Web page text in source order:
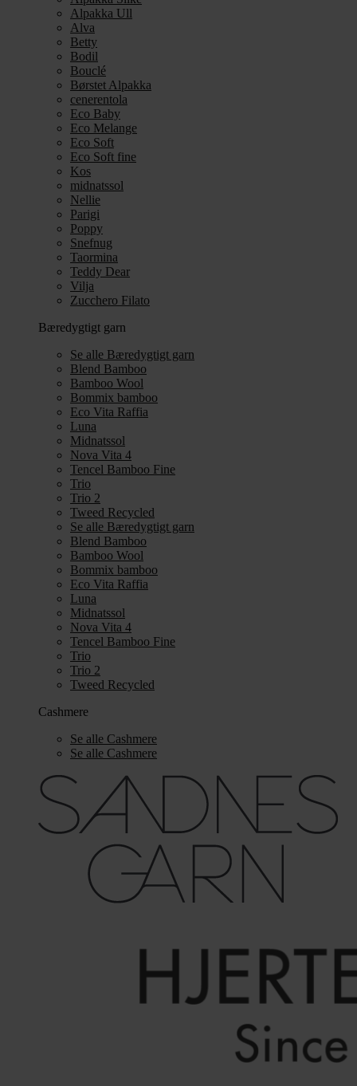
Alpakka Ull
Alva
Betty
Bodil
Bouclé
Børstet Alpakka
cenerentola
Eco Baby
Eco Melange
Eco Soft
Eco Soft fine
Kos
midnatssol
Nellie
Parigi
Poppy
Snefnug
Taormina
Teddy Dear
Vilja
Zucchero Filato
Bæredygtigt garn
Se alle Bæredygtigt garn
Blend Bamboo
Bamboo Wool
Bommix bamboo
Eco Vita Raffia
Luna
Midnatssol
Nova Vita 4
Tencel Bamboo Fine
Trio
Trio 2
Tweed Recycled
Se alle Bæredygtigt garn
Blend Bamboo
Bamboo Wool
Bommix bamboo
Eco Vita Raffia
Luna
Midnatssol
Nova Vita 4
Tencel Bamboo Fine
Trio
Trio 2
Tweed Recycled
Cashmere
Se alle Cashmere
Se alle Cashmere